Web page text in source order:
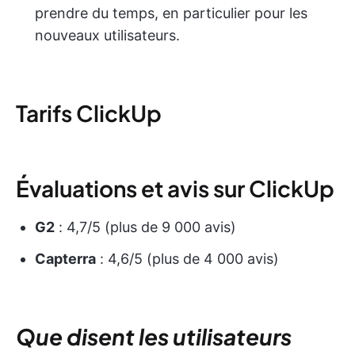
prendre du temps, en particulier pour les
nouveaux utilisateurs.
Tarifs ClickUp
Évaluations et avis sur ClickUp
G2 : 4,7/5 (plus de 9 000 avis)
Capterra : 4,6/5 (plus de 4 000 avis)
Que disent les utilisateurs